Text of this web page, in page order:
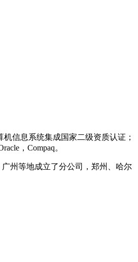
信息系统集成国家二级资质认证；
，Compaq。
州等地成立了分公司，郑州、哈尔